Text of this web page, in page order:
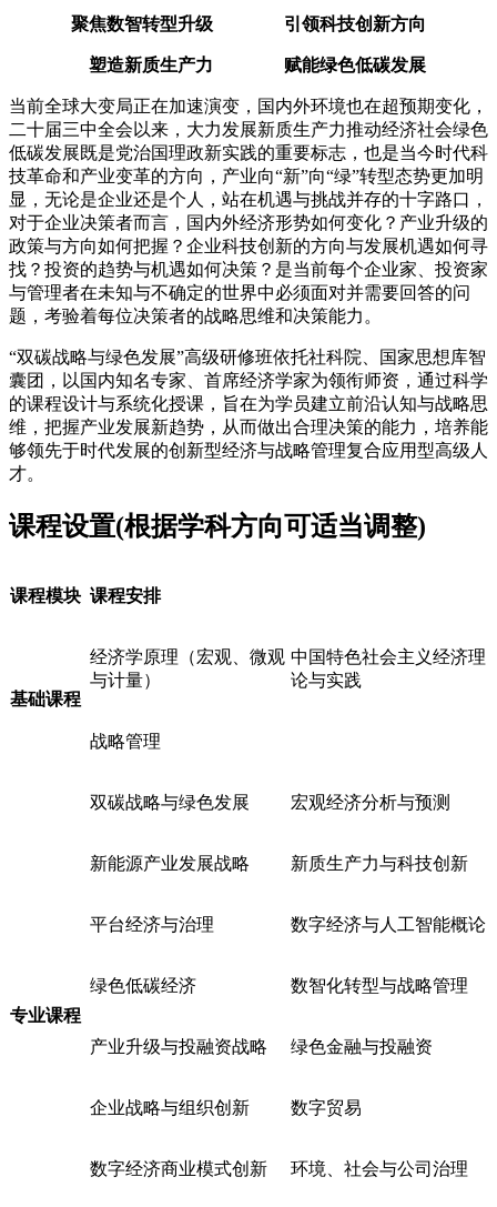
聚焦数智转型升级 引领科技创新方向
塑造新质生产力 赋能绿色低碳发展
当前全球大变局正在加速演变，国内外环境也在超预期变化，
二十届三中全会以来，大力发展新质生产力推动经济社会绿色
低碳发展既是党治国理政新实践的重要标志，也是当今时代科
技革命和产业变革的方向，产业向“新”向“绿”转型态势更加明
显，无论是企业还是个人，站在机遇与挑战并存的十字路口，
对于企业决策者而言，国内外经济形势如何变化？产业升级的
政策与方向如何把握？企业科技创新的方向与发展机遇如何寻
找？投资的趋势与机遇如何决策？是当前每个企业家、投资家
与管理者在未知与不确定的世界中必须面对并需要回答的问
题，考验着每位决策者的战略思维和决策能力。
“双碳战略与绿色发展”高级研修班依托社科院、国家思想库智
囊团，以国内知名专家、首席经济学家为领衔师资，通过科学
的课程设计与系统化授课，旨在为学员建立前沿认知与战略思
维，把握产业发展新趋势，从而做出合理决策的能力，培养能
够领先于时代发展的创新型经济与战略管理复合应用型高级人
才。
课程设置(根据学科方向可适当调整)
课程模块 课程安排
基础课程
经济学原理（宏观、微观
与计量）
中国特色社会主义经济理
论与实践
战略管理
专业课程
双碳战略与绿色发展 宏观经济分析与预测
新能源产业发展战略 新质生产力与科技创新
平台经济与治理 数字经济与人工智能概论
绿色低碳经济 数智化转型与战略管理
产业升级与投融资战略 绿色金融与投融资
企业战略与组织创新 数字贸易
数字经济商业模式创新 环境、社会与公司治理